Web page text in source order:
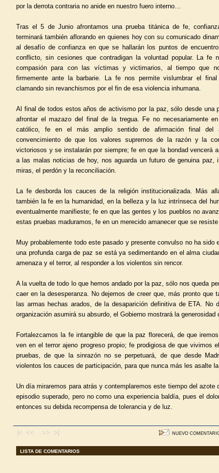
por la derrota contraria no anide en nuestro fuero interno…
Tras el 5 de Junio afrontamos una prueba titánica de fe,
terminará también aflorando en quienes hoy con su comunicado
al desafío de confianza en que se hallarán los puntos de
conflicto, sin cesiones que contradigan la voluntad popular. La fe
compasión para con las víctimas y victimarios, al tiempo que
firmemente ante la barbarie. La fe nos permite vislumbrar el
clamando sin revanchismos por el fin de esa violencia inhumana.
Al final de todos estos años de activismo por la paz, sólo desde una
afrontar el mazazo del final de la tregua. Fe no necesariamente
católico, fe en el más amplio sentido de afirmación final del
convencimiento de que los valores supremos de la razón y la
victoriosos y se instalarán por siempre; fe en que la bondad vencerá
a las malas noticias de hoy, nos aguarda un futuro de genuina paz,
miras, el perdón y la reconciliación.
La fe desborda los cauces de la religión institucionalizada. Más
también la fe en la humanidad, en la belleza y la luz intrínseca del
eventualmente manifieste; fe en que las gentes y los pueblos no
estas pruebas maduramos, fe en un merecido amanecer que se
Muy probablemente todo este pasado y presente convulso no ha sido
una profunda carga de paz se está ya sedimentando en el alma
amenaza y el terror, al responder a los violentos sin rencor.
A la vuelta de todo lo que hemos andado por la paz, sólo nos queda
caer en la desesperanza. No dejemos de creer que, más pronto que
las armas hechas arados, de la desaparición definitiva de ETA. No
organización asumirá su absurdo, el Gobierno mostrará la generosidad
Fortalezcamos la fe intangible de que la paz florecerá, de que
ven en el terror ajeno progreso propio; fe prodigiosa de que vivimos
pruebas, de que la sinrazón no se perpetuará, de que desde
violentos los cauces de participación, para que nunca más les asalte
Un día miraremos para atrás y contemplaremos este tiempo del
episodio superado, pero no como una experiencia baldía, pues el
entonces su debida recompensa de tolerancia y de luz.
|< << >> >| NUEVO
LISTA DE COMENTARIOS